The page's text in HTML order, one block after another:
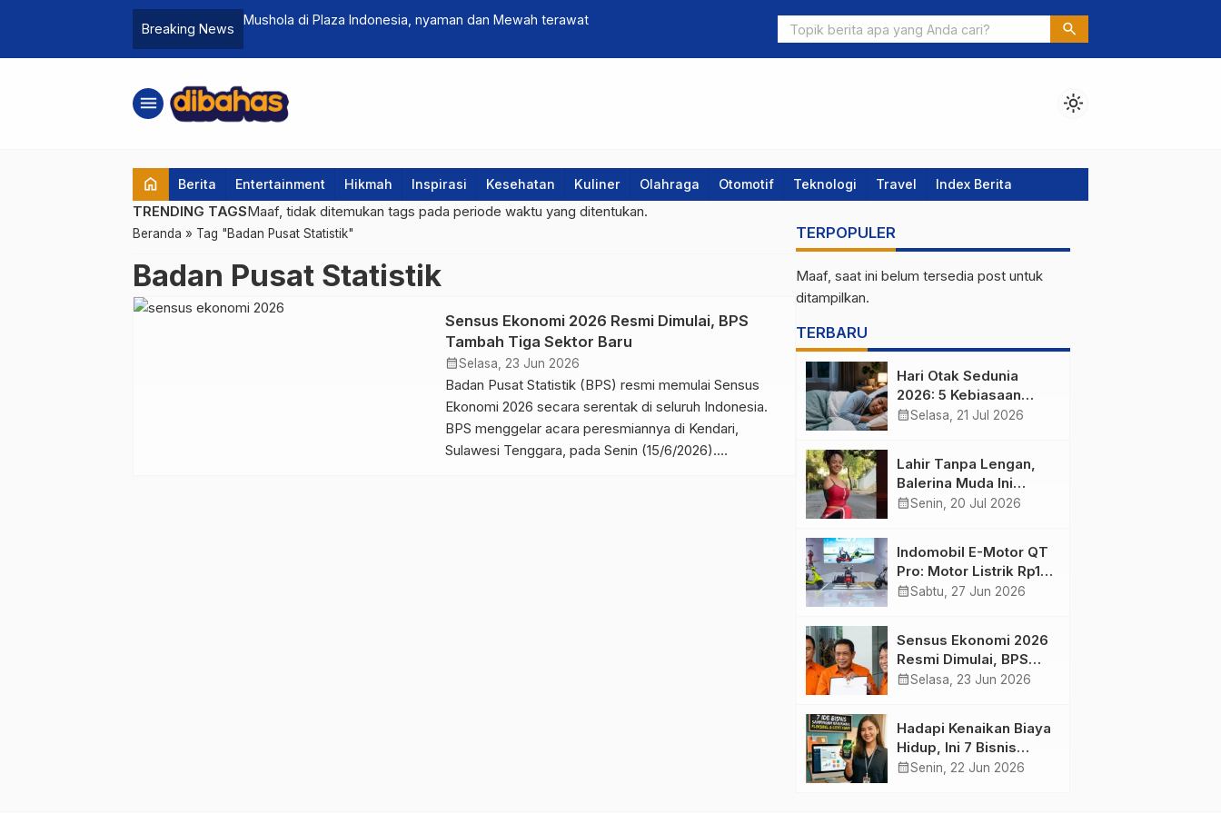
Breaking News
Mushola di Plaza Indonesia, nyaman dan Mewah terawat
Rahasia 50 Tahun Kartika Sari Menguasai Pasar Oleh-Oleh Bandung: Strategi
Bisnis yang Tak Terkalahkan
search
menu light_mode
home Berita Entertainment Hikmah Inspirasi Kesehatan Kuliner Olahraga Otomotif Teknologi Travel Index Berita
TRENDING TAGSMaaf, tidak ditemukan tags pada periode waktu yang ditentukan.
Beranda » Tag "Badan Pusat Statistik"
Badan Pusat Statistik
Sensus Ekonomi 2026 Resmi Dimulai, BPS
Tambah Tiga Sektor Baru
calendar_monthSelasa, 23 Jun 2026
Badan Pusat Statistik (BPS) resmi memulai Sensus
Ekonomi 2026 secara serentak di seluruh Indonesia.
BPS menggelar acara peresmiannya di Kendari,
Sulawesi Tenggara, pada Senin (15/6/2026).
TERPOPULER
Maaf, saat ini belum tersedia post untuk
ditampilkan.
TERBARU
Hari Otak Sedunia
2026: 5 Kebiasaan
Harian yang Menjaga
calendar_monthSelasa, 21 Jul 2026
Lahir Tanpa Lengan,
Balerina Muda Ini
Inspirasi Ratusan Ribu
calendar_monthSenin, 20 Jul 2026
Indomobil E-Motor QT
Pro: Motor Listrik Rp18
Jutaan yang Bikin
calendar_monthSabtu, 27 Jun 2026
Sensus Ekonomi 2026
Resmi Dimulai, BPS
Tambah Tiga Sektor
calendar_monthSelasa, 23 Jun 2026
Hadapi Kenaikan Biaya
Hidup, Ini 7 Bisnis
Sampingan untuk
calendar_monthSenin, 22 Jun 2026